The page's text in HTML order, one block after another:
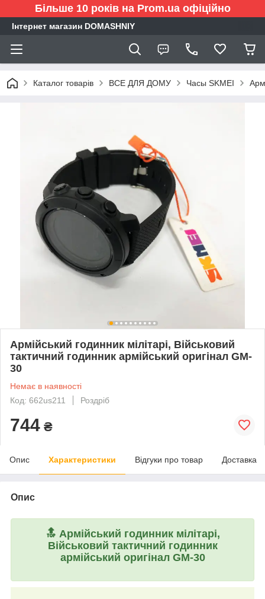
Більше 10 років на Prom.ua офіційно
Інтернет магазин DOMASHNIY
Каталог товарів ВСЕ ДЛЯ ДОМУ Часы SKMEI
Армійський годинник мілітарі, Військовий
тактичний годинник армійський оригінал GM-
30
Немає в наявності
Код: 662us211
Роздріб
744 ₴
Опис Характеристики Відгуки про товар Доставка
Опис
🔝 Армійський годинник мілітарі,
Військовий тактичний годинник
армійський оригінал GM-30